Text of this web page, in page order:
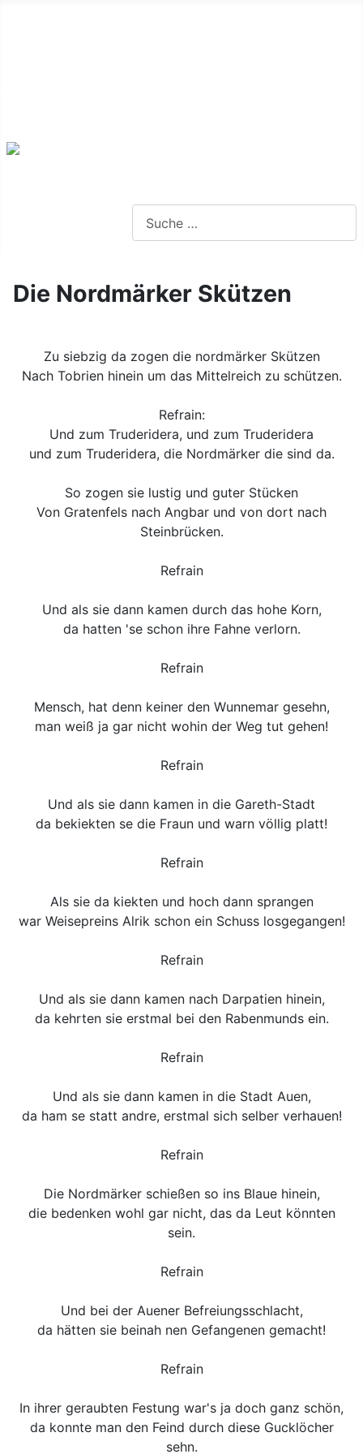
Die Nordmärker Skützen
Zu siebzig da zogen die nordmärker Skützen
Nach Tobrien hinein um das Mittelreich zu schützen.
Refrain:
Und zum Truderidera, und zum Truderidera
und zum Truderidera, die Nordmärker die sind da.
So zogen sie lustig und guter Stücken
Von Gratenfels nach Angbar und von dort nach
Steinbrücken.
Refrain
Und als sie dann kamen durch das hohe Korn,
da hatten 'se schon ihre Fahne verlorn.
Refrain
Mensch, hat denn keiner den Wunnemar gesehn,
man weiß ja gar nicht wohin der Weg tut gehen!
Refrain
Und als sie dann kamen in die Gareth-Stadt
da bekiekten se die Fraun und warn völlig platt!
Refrain
Als sie da kiekten und hoch dann sprangen
war Weisepreins Alrik schon ein Schuss losgegangen!
Refrain
Und als sie dann kamen nach Darpatien hinein,
da kehrten sie erstmal bei den Rabenmunds ein.
Refrain
Und als sie dann kamen in die Stadt Auen,
da ham se statt andre, erstmal sich selber verhauen!
Refrain
Die Nordmärker schießen so ins Blaue hinein,
die bedenken wohl gar nicht, das da Leut könnten
sein.
Refrain
Und bei der Auener Befreiungsschlacht,
da hätten sie beinah nen Gefangenen gemacht!
Refrain
In ihrer geraubten Festung war's ja doch ganz schön,
da konnte man den Feind durch diese Gucklöcher
sehn.